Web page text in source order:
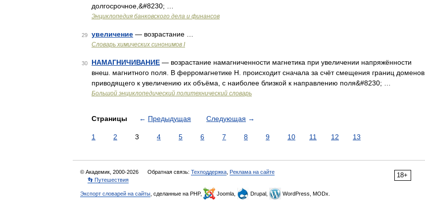
долгосрочное,&#8230; …
Энциклопедия банковского дела и финансов
29 увеличение — возрастание …
Cловарь химических синонимов I
30 НАМАГНИЧИВАНИЕ — возрастание намагниченности магнетика при увеличении напряжённости
внеш. магнитного поля. В ферромагнетике Н. происходит сначала за счёт смещения границ доменов,
приводящего к увеличению их объёма, с наиболее близкой к направлению поля&#8230; …
Большой энциклопедический политехнический словарь
Страницы ← Предыдущая Следующая →
1 2 3 4 5 6 7 8 9 10 11 12 13
18+
© Академик, 2000-2026 Обратная связь: Техподдержка Реклама на сайте
👣 Путешествия
Экспорт словарей на сайты , сделанные на PHP, Joomla, Drupal, WordPress, MODx.